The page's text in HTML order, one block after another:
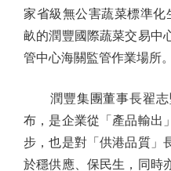
家省級無公害蔬菜標準化
畝的潤豐國際蔬菜交易中
管中心海關監管作業場所。
潤豐集團董事長翟志
布，是企業從「產品輸出
步，也是對「供港品質」
於穩供應、保民生，同時